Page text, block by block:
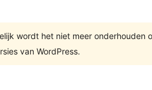
wordt het niet meer onderhouden
van WordPress.